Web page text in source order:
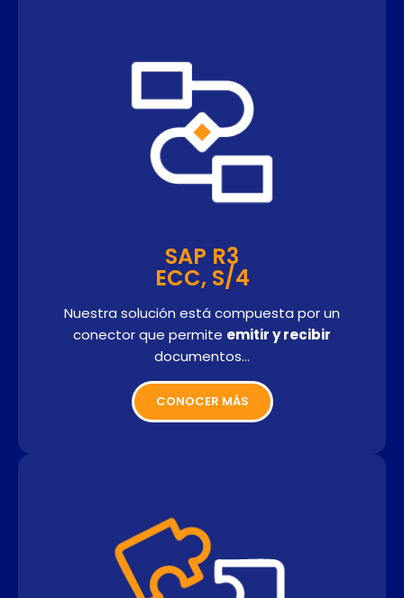
SAP R3
ECC, S/4
Nuestra solución está compuesta por un
conector que permite emitir y recibir
documentos…
CONOCER MÁS